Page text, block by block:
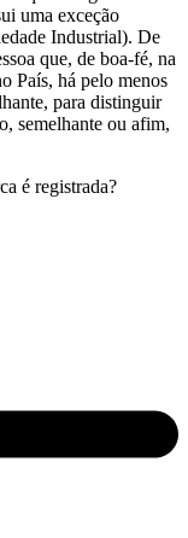
uma exceção
Industrial). De
que, de boa-fé, na
País, há pelo menos
para distinguir
semelhante ou afim,
é registrada?